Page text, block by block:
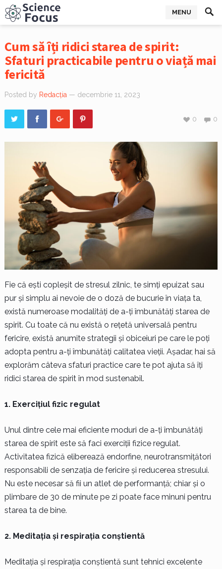
MENU
Cum să îți ridici starea de spirit:
Sfaturi practicabile pentru o viață mai
fericită
Posted by Redacția — decembrie 11, 2023
0
0
Fie că ești copleșit de stresul zilnic, te simți epuizat sau
pur și simplu ai nevoie de o doză de bucurie în viața ta,
există numeroase modalități de a-ți îmbunătăți starea de
spirit. Cu toate că nu există o rețetă universală pentru
fericire, există anumite strategii și obiceiuri pe care le poți
adopta pentru a-ți îmbunătăți calitatea vieții. Așadar, hai să
explorăm câteva sfaturi practice care te pot ajuta să îți
ridici starea de spirit în mod sustenabil.
1. Exercițiul fizic regulat
Unul dintre cele mai eficiente moduri de a-ți îmbunătăți
starea de spirit este să faci exerciții fizice regulat.
Activitatea fizică eliberează endorfine, neurotransmițători
responsabili de senzația de fericire și reducerea stresului.
Nu este necesar să fii un atlet de performanță; chiar și o
plimbare de 30 de minute pe zi poate face minuni pentru
starea ta de bine.
2. Meditația și respirația conștientă
Meditația și respirația conștientă sunt tehnici excelente